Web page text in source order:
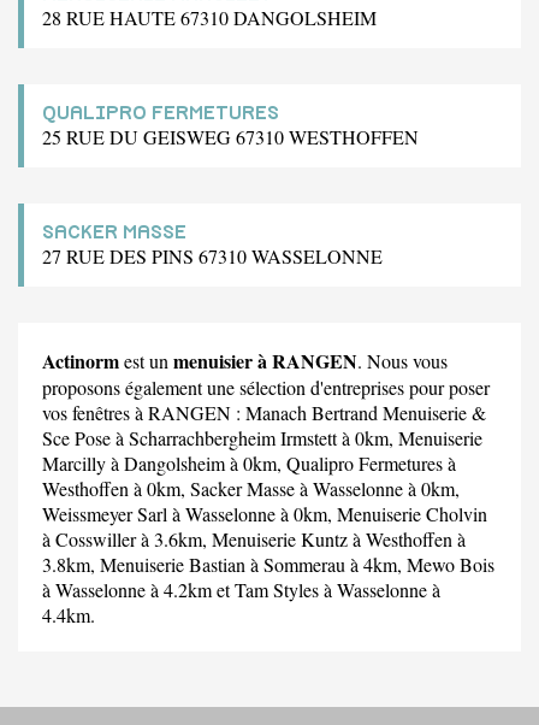
28 RUE HAUTE 67310 DANGOLSHEIM
QUALIPRO FERMETURES
25 RUE DU GEISWEG 67310 WESTHOFFEN
SACKER MASSE
27 RUE DES PINS 67310 WASSELONNE
Actinormest un menuisier à RANGEN. Nous vous
proposons également une sélection d'entreprises pour poser
vos fenêtres à RANGEN : Manach Bertrand Menuiserie &
Sce Poseà Scharrachbergheim Irmstett à 0km, Menuiserie
Marcillyà Dangolsheim à 0km, Qualipro Fermeturesà
Westhoffen à 0km, Sacker Masseà Wasselonne à 0km,
Weissmeyer Sarl à Wasselonne à 0km, Menuiserie Cholvin
à Cosswiller à 3.6km, Menuiserie Kuntzà Westhoffen à
3.8km, Menuiserie Bastian à Sommerau à 4km, Mewo Bois
à Wasselonne à 4.2km etTam Stylesà Wasselonne à
4.4km.